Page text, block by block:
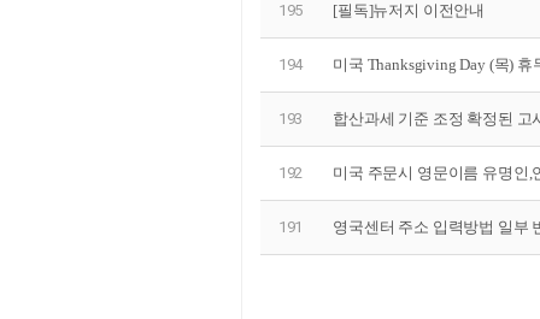
195 [필독]뉴저지 이전안내
194 미국 Thanksgiving Day (목) 휴
193 합산과세 기준 조정 확정된
192 미국 주문시 영문이름 유명인
191 영국센터 주소 입력방법 일부